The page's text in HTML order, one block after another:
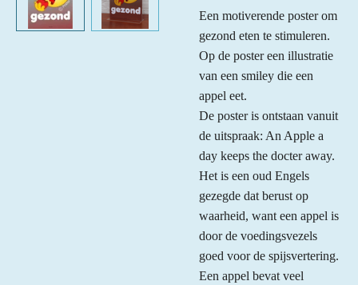
Een motiverende poster om
gezond eten te stimuleren.
Op de poster een illustratie
van een smiley die een
appel eet.
De poster is ontstaan vanuit
de uitspraak: An Apple a
day keeps the docter away.
Het is een oud Engels
gezegde dat berust op
waarheid, want een appel is
door de voedingsvezels
goed voor de spijsvertering.
Een appel bevat veel